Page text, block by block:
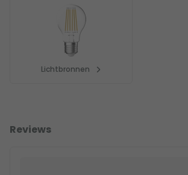
Lichtbronnen
Reviews